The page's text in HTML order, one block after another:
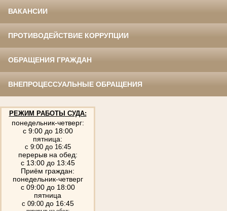
ВАКАНСИИ
ПРОТИВОДЕЙСТВИЕ КОРРУПЦИИ
ОБРАЩЕНИЯ ГРАЖДАН
ВНЕПРОЦЕССУАЛЬНЫЕ ОБРАЩЕНИЯ
РЕЖИМ РАБОТЫ СУДА:
понедельник-четверг:
с 9:00 до 18:00
пятница:
с 9:00 до 16:45
перерыв на обед:
с 13:00 до 13:45
Приём граждан:
понедельник-четверг
с 09:00 до 18:00
пятница
с 09:00до 16:45